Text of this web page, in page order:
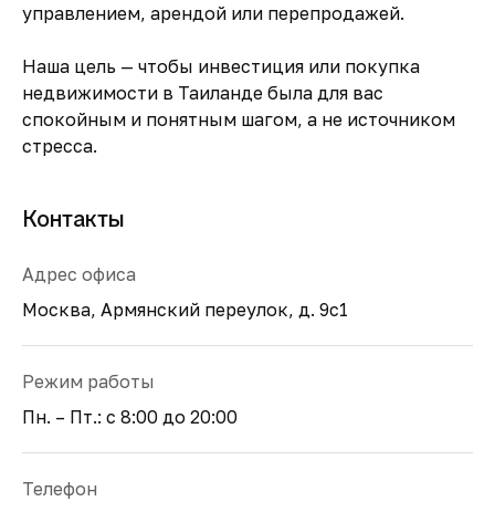
управлением, арендой или перепродажей.
Наша цель — чтобы инвестиция или покупка
недвижимости в Таиланде была для вас
спокойным и понятным шагом, а не источником
стресса.
Контакты
Адрес офиса
Москва, Армянский переулок, д. 9с1
Режим работы
Пн. – Пт.: с 8:00 до 20:00
Телефон